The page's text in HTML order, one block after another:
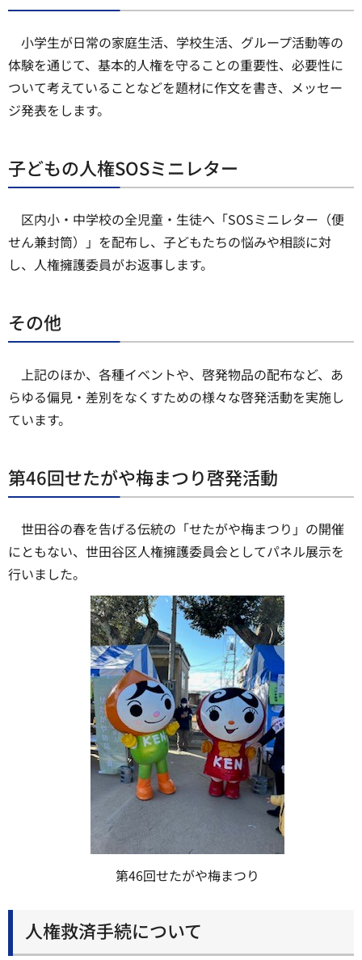
小学生が日常の家庭生活、学校生活、グループ活動等の
体験を通じて、基本的人権を守ることの重要性、必要性に
ついて考えていることなどを題材に作文を書き、メッセー
ジ発表をします。
子どもの人権SOSミニレター
区内小・中学校の全児童・生徒へ「SOSミニレター（便
せん兼封筒）」を配布し、子どもたちの悩みや相談に対
し、人権擁護委員がお返事します。
その他
上記のほか、各種イベントや、啓発物品の配布など、あ
らゆる偏見・差別をなくすための様々な啓発活動を実施し
ています。
第46回せたがや梅まつり啓発活動
世田谷の春を告げる伝統の「せたがや梅まつり」の開催
にともない、世田谷区人権擁護委員会としてパネル展示を
行いました。
第46回せたがや梅まつり
人権救済手続について